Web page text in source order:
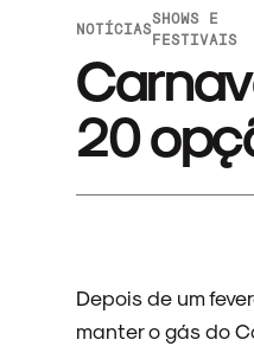
NOTÍCIAS
SHOWS E
FESTIVAIS
20
Depois de um
manter o gás do